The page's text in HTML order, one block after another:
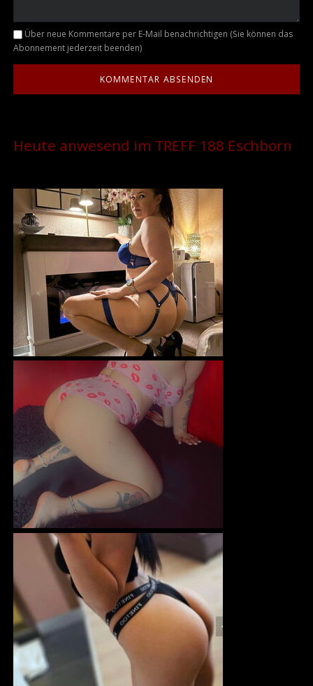
Kommentar
Über neue Kommentare per E-Mail benachrichtigen (Sie können das
Abonnement jederzeit beenden)
Heute anwesend im TREFF 188 Eschborn